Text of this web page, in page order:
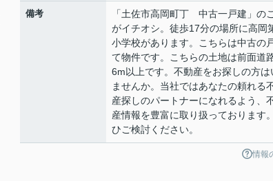
備考
「土佐市高岡町丁 中古一戸建」の
がイチオシ。徒歩17分の場所に高岡
小学校があります。こちらは中古の
て物件です。こちらの土地は前面道
6m以上です。不動産をお探しの方は
ませんか。当社ではあなたの頼れる
産探しのパートナーになれるよう、
産情報を豊富に取り扱っております
ひご検討ください。
情報